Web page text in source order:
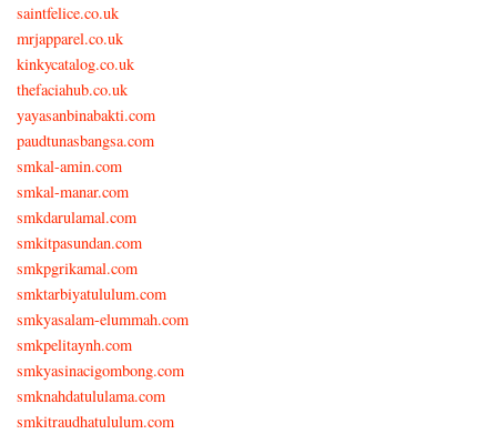
saintfelice.co.uk
mrjapparel.co.uk
kinkycatalog.co.uk
thefaciahub.co.uk
yayasanbinabakti.com
paudtunasbangsa.com
smkal-amin.com
smkal-manar.com
smkdarulamal.com
smkitpasundan.com
smkpgrikamal.com
smktarbiyatululum.com
smkyasalam-elummah.com
smkpelitaynh.com
smkyasinacigombong.com
smknahdatululama.com
smkitraudhatululum.com